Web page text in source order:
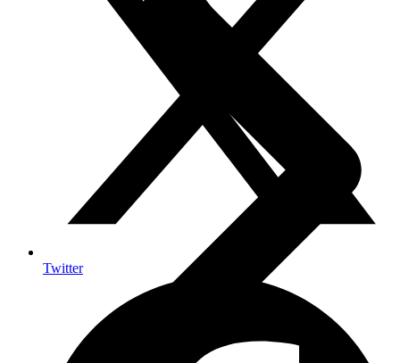
Twitter